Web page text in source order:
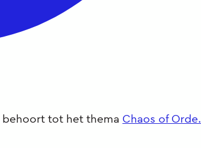
behoort tot het thema Chaos of Orde.